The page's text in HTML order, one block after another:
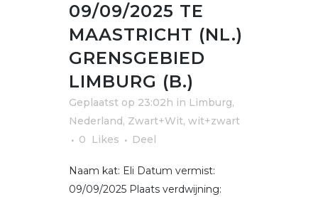
09/09/2025 TE
MAASTRICHT (NL.)
GRENSGEBIED
LIMBURG (B.)
Geplaatst op 23:02h in Limburg,
Nederland, Zwart+Wit, wit+zwart
0
Likes Deel
Naam kat: Eli Datum vermist:
09/09/2025 Plaats verdwijning: